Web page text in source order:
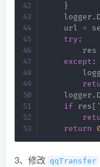
}
    logger
.
    url
=
try :
        res
except :
    logger
.
if res[
return
0
3、修改 qqTransfer